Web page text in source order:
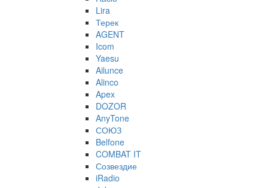
Lira
Терек
AGENT
Icom
Yaesu
Ailunce
Alinco
Apex
DOZOR
AnyTone
СОЮЗ
Belfone
COMBAT IT
Созвездие
iRadio